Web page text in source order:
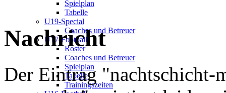
Spielplan
Tabelle
U19-Special
Coaches und Betreuer
U17-Football
Roster
Coaches und Betreuer
Spielplan
Tabelle
Trainingszeiten
Nachricht
Der Eintrag "nachtschicht-